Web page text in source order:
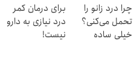
کنی! 👈🏻
پرسش‌نامه
چرا درد زانو را
تحمل می‌کنی؟
خیلی ساده
برای درمان کمر
درد نیازی به دارو
نیست!